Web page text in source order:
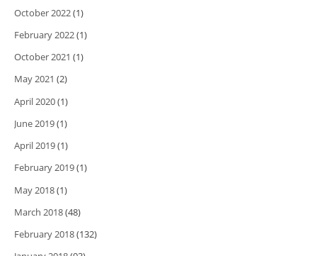
October 2022(1)
February 2022(1)
October 2021 (1)
May 2021 (2)
April 2020(1)
June 2019(1)
April 2019(1)
February 2019(1)
May 2018(1)
March 2018(48)
February 2018(132)